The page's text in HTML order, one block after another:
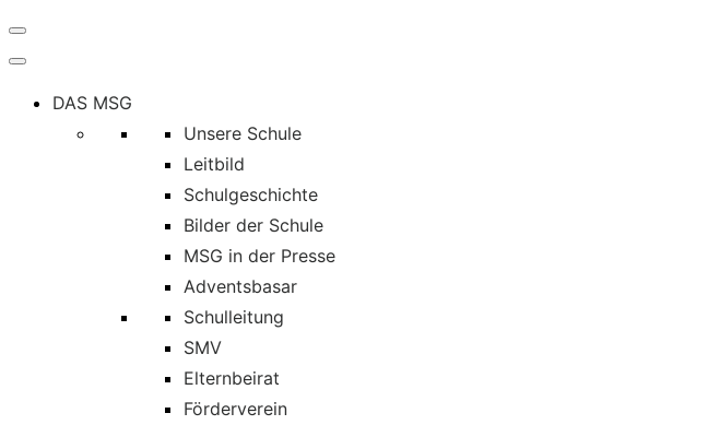
DAS MSG
Unsere Schule
Leitbild
Schulgeschichte
Bilder der Schule
MSG in der Presse
Adventsbasar
Schulleitung
SMV
Elternbeirat
Förderverein